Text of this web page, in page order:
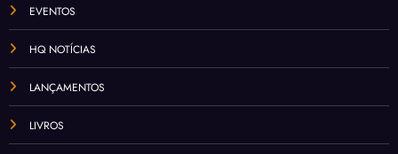
EVENTOS
HQ NOTÍCIAS
LANÇAMENTOS
LIVROS